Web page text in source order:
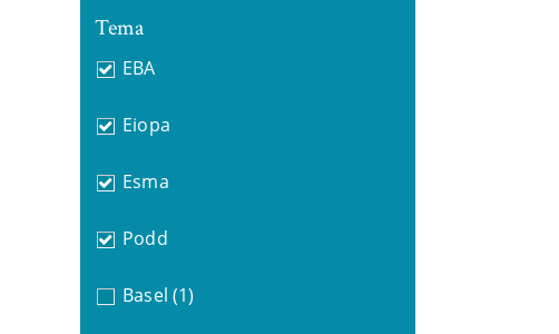
Tema
EBA
Eiopa
Esma
Podd
Basel (1)